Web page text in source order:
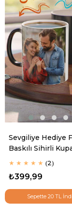
Sevgiliye Hediye
Baskılı Sihirli
Bardak
★ ★ ★ ★ ★ 2
₺399,99
Sepette 20 TL